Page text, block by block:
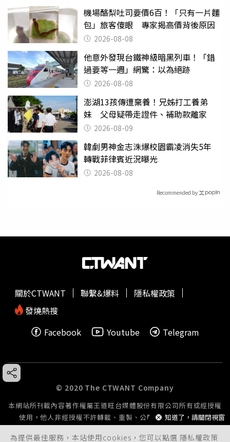
機場酪梨吐司要價6百！「只有一片麵
包」旅客傻眼 專家揭高價背後原因
2026-08-08
他意外發現台鐵神級暗黑列車！「錯
過要等一週」網驚：以為絕跡
2026-08-08
澎湖13孩傳遭棄養！兄姊打工養弟
妹 父母疑帶走證件、補助款離家
2026-08-09
韓劇男神金志洙爆校園霸凌消失5年
轉戰菲律賓近況曝光
2026-08-08
Recommended by
為提供最佳服務，本站使用cookies，您可以點選 隱私權政策
知道了，請關閉視窗
關於CTWANT 聯繫&爆料
隱私權政策
發燒熱搜
Facebook
Youtube Telegram
© 2020 The CTWANT Company
本網站所刊載內容著作權屬王道旺台媒體股份有限公司所有或經授權
使用，他人非經授權不許轉載、重製、公開播送或公開傳輸。